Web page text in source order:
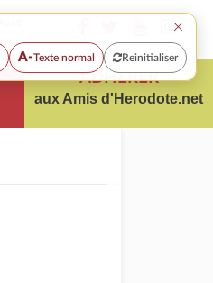
×
A-Texte normal Reinitialiser
ADHÉRER
aux Amis d'Herodote.net